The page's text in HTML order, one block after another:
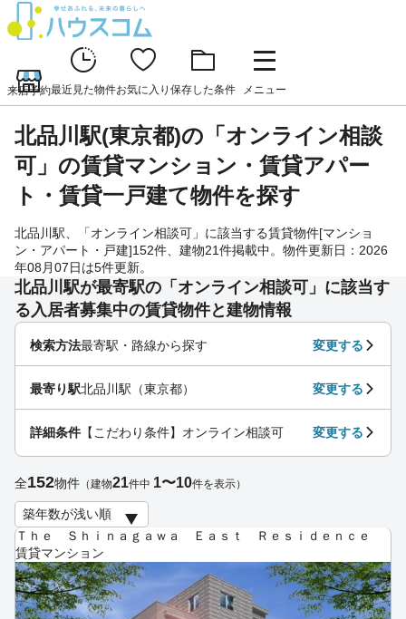
来店予約最近見た物件お気に入り 保存した条件 メニュー
北品川駅(東京都)の「オンライン相談
可」の賃貸マンション・賃貸アパー
ト・賃貸一戸建て物件を探す
北品川駅、「オンライン相談可」に該当する賃貸物件[マンショ
ン・アパート・戸建]152件、建物21件掲載中。物件更新日：2026
年08月07日は5件更新。
北品川駅が最寄駅の「オンライン相談可」に該当す
る入居者募集中の賃貸物件と建物情報
Ｔｈｅ Ｓｈｉｎａｇａｗａ Ｅａｓｔ Ｒｅｓｉｄｅｎｃｅ
賃貸マンション
検索方法最寄駅・路線から探す 変更する
最寄り駅北品川駅（東京都） 変更する
詳細条件 【こだわり条件】オンライン相談可 変更する
全152物件 （建物21件中 1〜10件を表示）